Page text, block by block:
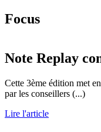
Focus
Note Replay
Cette 3ème édition met
par les conseillers (...)
Lire l'article